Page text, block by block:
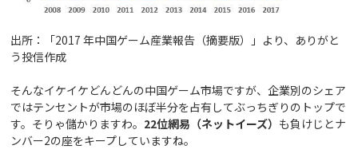
出所：「2017 年中国ゲーム産業報告（摘要版）」より、ありがと
う投信作成
そんなイケイケどんどんの中国ゲーム市場ですが、企業別のシェア
ではテンセントが市場のほぼ半分を占有してぶっちぎりのトップで
す。そりゃ儲かりますわ。 22位網易（ネットイーズ） も負けじとナ
ンバー2の座をキープしていますね。